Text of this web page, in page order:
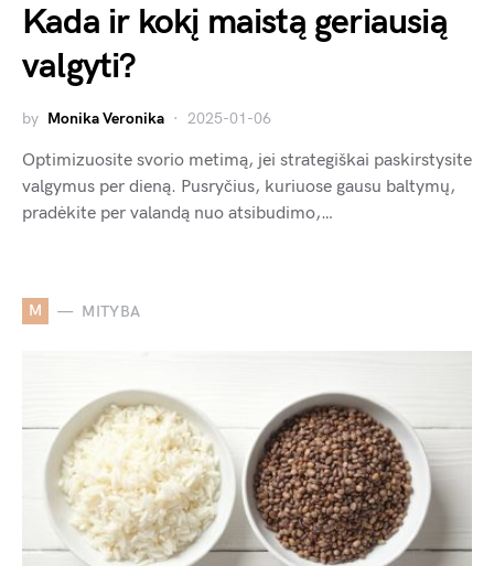
Kada ir kokį maistą geriausią
valgyti?
by Monika Veronika 2025-01-06
Optimizuosite svorio metimą, jei strategiškai paskirstysite
valgymus per dieną. Pusryčius, kuriuose gausu baltymų,
pradėkite per valandą nuo atsibudimo,…
M MITYBA